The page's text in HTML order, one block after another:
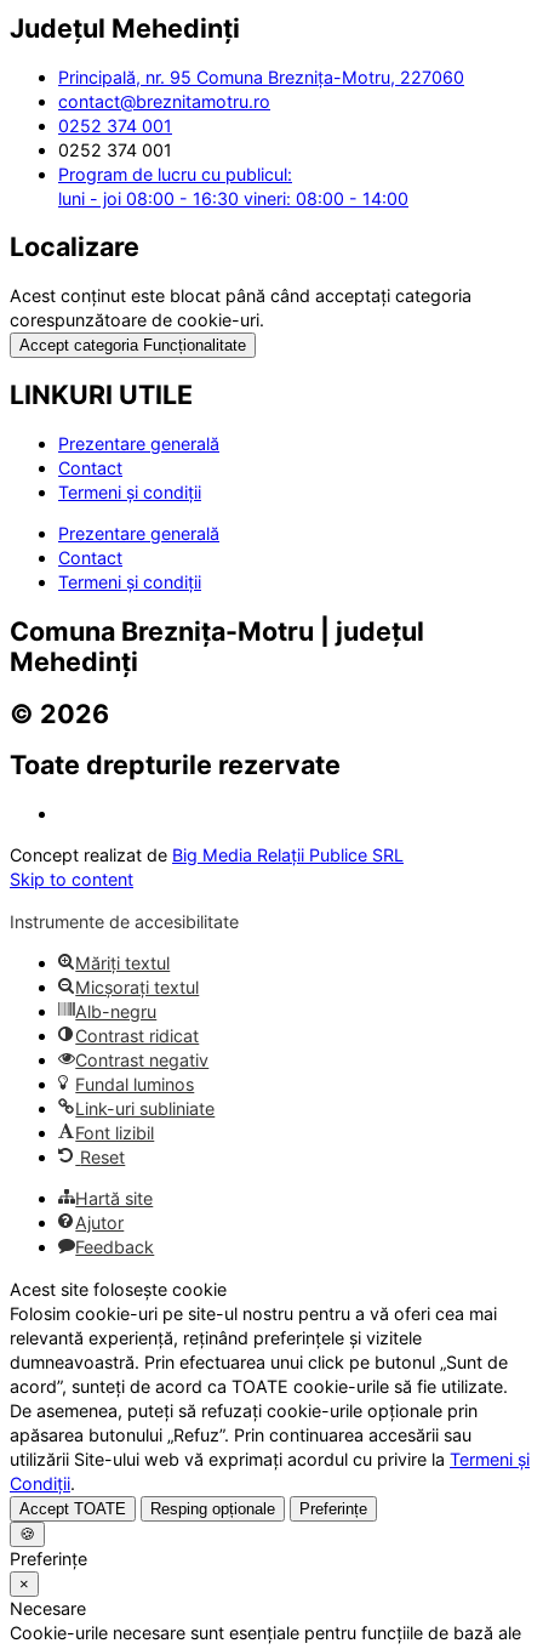
Județul Mehedinți
Principală, nr. 95 Comuna Breznița-Motru, 227060
contact@breznitamotru.ro
0252 374 001
0252 374 001
Program de lucru cu publicul:
luni - joi 08:00 - 16:30 vineri: 08:00 - 14:00
Localizare
Acest conținut este blocat până când acceptați categoria
corespunzătoare de cookie-uri.
Accept categoria Funcționalitate
LINKURI UTILE
Prezentare generală
Contact
Termeni și condiții
Prezentare generală
Contact
Termeni și condiții
Comuna Breznița-Motru | județul
Mehedinți
© 2026
Toate drepturile rezervate
Concept realizat de Big Media Relații Publice SRL
Skip to content
Instrumente de accesibilitate
Măriți textul
Micșorați textul
Alb-negru
Contrast ridicat
Contrast negativ
Fundal luminos
Link-uri subliniate
Font lizibil
Reset
Hartă site
Ajutor
Feedback
Acest site folosește cookie
Folosim cookie-uri pe site-ul nostru pentru a vă oferi cea mai
relevantă experiență, reținând preferințele și vizitele
dumneavoastră. Prin efectuarea unui click pe butonul „Sunt de
acord”, sunteți de acord ca TOATE cookie-urile să fie utilizate.
De asemenea, puteți să refuzați cookie-urile opționale prin
apăsarea butonului „Refuz”. Prin continuarea accesării sau
utilizării Site-ului web vă exprimați acordul cu privire la Termeni și
Condiții.
Accept TOATE Resping opționale
Preferințe
🍪
Preferințe
×
Necesare
Cookie-urile necesare sunt esențiale pentru funcțiile de bază ale